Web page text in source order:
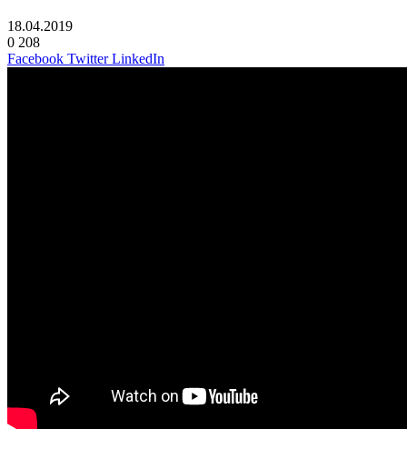
18.04.2019
0 208
Facebook Twitter LinkedIn